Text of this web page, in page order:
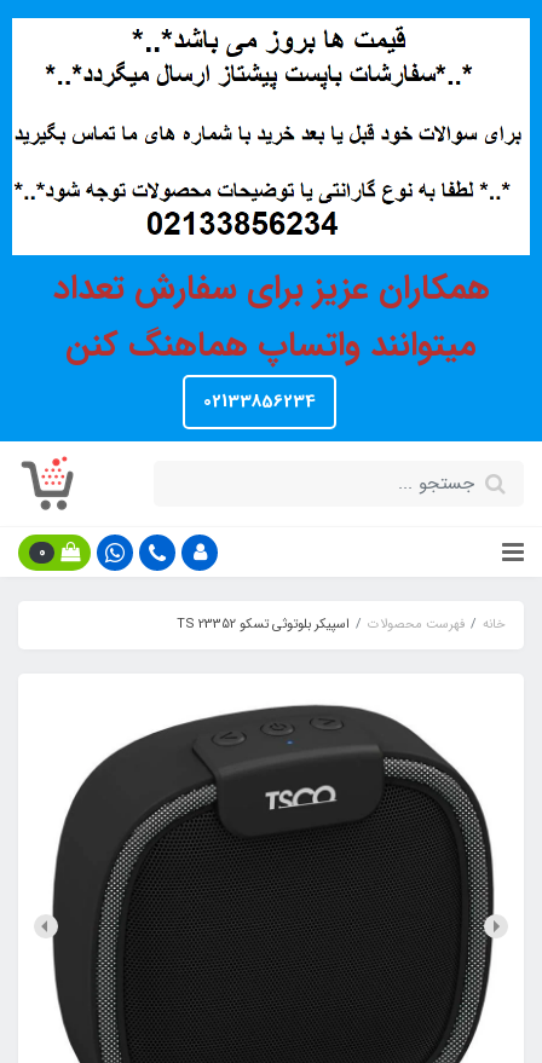
همکاران عزیز برای سفارش تعداد
میتوانند واتساپ هماهنگ کنن
02133856234
0
خانه فهرست محصولات اسپیکر بلوتوثی تسکو TS 23352